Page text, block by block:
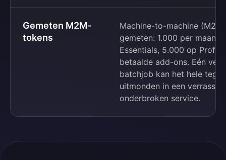
Gemeten M2M-
tokens
Machine-to-machine
gemeten: 1.000 per maand
Essentials, 5.000 op
betaalde add-ons. Eén
batchjob kan het hele
uitmonden in een
onderbroken service.